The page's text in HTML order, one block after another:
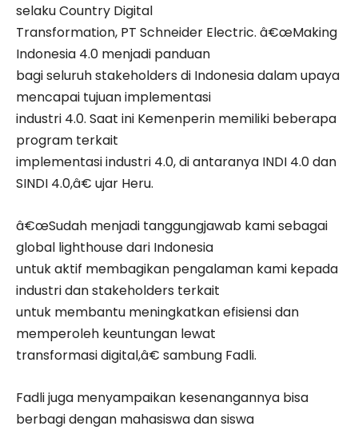
selaku Country Digital
Transformation, PT Schneider Electric. â€œMaking
Indonesia 4.0 menjadi panduan
bagi seluruh stakeholders di Indonesia dalam upaya
mencapai tujuan implementasi
industri 4.0. Saat ini Kemenperin memiliki beberapa
program terkait
implementasi industri 4.0, di antaranya INDI 4.0 dan
SINDI 4.0,â€ ujar Heru.
â€œSudah menjadi tanggungjawab kami sebagai
global lighthouse dari Indonesia
untuk aktif membagikan pengalaman kami kepada
industri dan stakeholders terkait
untuk membantu meningkatkan efisiensi dan
memperoleh keuntungan lewat
transformasi digital,â€ sambung Fadli.
Fadli juga menyampaikan kesenangannya bisa
berbagi dengan mahasiswa dan siswa